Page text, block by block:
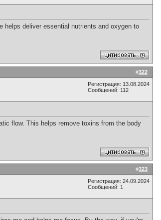
helps deliver essential nutrients and oxygen to
#322
Регистрация: 13.08.2024
Сообщений: 112
flow. This helps remove toxins from the body
#323
Регистрация: 24.09.2024
Сообщений: 1